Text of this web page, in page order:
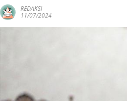
REDAKSI
11/07/2024